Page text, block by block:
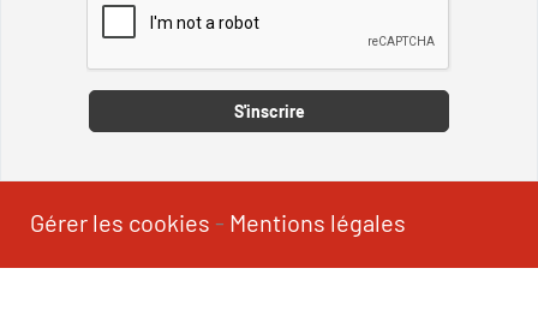
S'inscrire
Gérer les cookies - Mentions légales